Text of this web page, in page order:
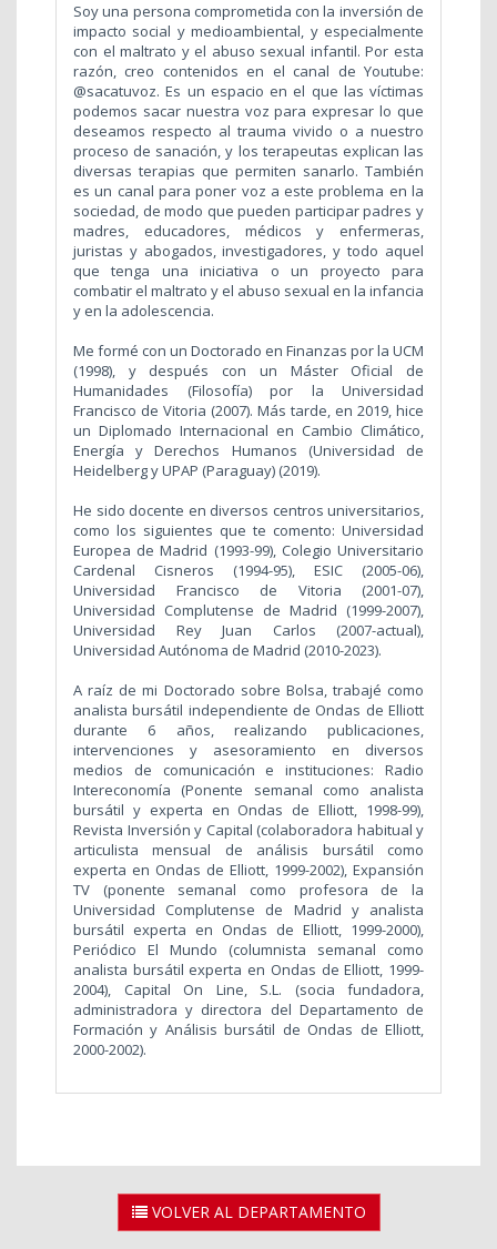
Soy una persona comprometida con la inversión de
impacto social y medioambiental, y especialmente
con el maltrato y el abuso sexual infantil. Por esta
razón, creo contenidos en el canal de Youtube:
@sacatuvoz. Es un espacio en el que las víctimas
podemos sacar nuestra voz para expresar lo que
deseamos respecto al trauma vivido o a nuestro
proceso de sanación, y los terapeutas explican las
diversas terapias que permiten sanarlo. También
es un canal para poner voz a este problema en la
sociedad, de modo que pueden participar padres y
madres, educadores, médicos y enfermeras,
juristas y abogados, investigadores, y todo aquel
que tenga una iniciativa o un proyecto para
combatir el maltrato y el abuso sexual en la infancia
y en la adolescencia.
Me formé con un Doctorado en Finanzas por la UCM
(1998), y después con un Máster Oficial de
Humanidades (Filosofía) por la Universidad
Francisco de Vitoria (2007). Más tarde, en 2019, hice
un Diplomado Internacional en Cambio Climático,
Energía y Derechos Humanos (Universidad de
Heidelberg y UPAP (Paraguay) (2019).
He sido docente en diversos centros universitarios,
como los siguientes que te comento: Universidad
Europea de Madrid (1993-99), Colegio Universitario
Cardenal Cisneros (1994-95), ESIC (2005-06),
Universidad Francisco de Vitoria (2001-07),
Universidad Complutense de Madrid (1999-2007),
Universidad Rey Juan Carlos (2007-actual),
Universidad Autónoma de Madrid (2010-2023).
A raíz de mi Doctorado sobre Bolsa, trabajé como
analista bursátil independiente de Ondas de Elliott
durante 6 años, realizando publicaciones,
intervenciones y asesoramiento en diversos
medios de comunicación e instituciones: Radio
Intereconomía (Ponente semanal como analista
bursátil y experta en Ondas de Elliott, 1998-99),
Revista Inversión y Capital (colaboradora habitual y
articulista mensual de análisis bursátil como
experta en Ondas de Elliott, 1999-2002), Expansión
TV (ponente semanal como profesora de la
Universidad Complutense de Madrid y analista
bursátil experta en Ondas de Elliott, 1999-2000),
Periódico El Mundo (columnista semanal como
analista bursátil experta en Ondas de Elliott, 1999-
2004), Capital On Line, S.L. (socia fundadora,
administradora y directora del Departamento de
Formación y Análisis bursátil de Ondas de Elliott,
2000-2002).
VOLVER AL DEPARTAMENTO